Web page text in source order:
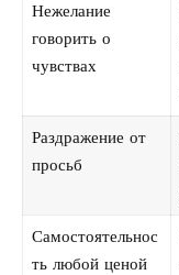
Нежелание
говорить о
чувствах
Раздражение от
просьб
Самостоятельнос
ть любой ценой